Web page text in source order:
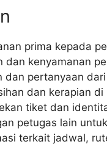
prima kepada
dan kenyamanan
dan pertanyaan
dan kerapian
tiket dan
petugas lain
terkait jadwal,